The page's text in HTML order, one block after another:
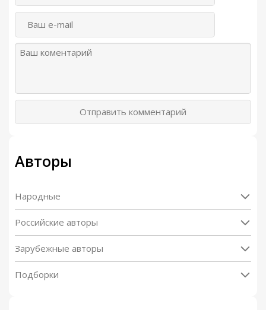
Отправить комментарий
Авторы
Народные
Российские авторы
Зарубежные авторы
Подборки